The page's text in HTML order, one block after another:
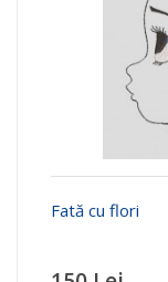
Fată cu flori